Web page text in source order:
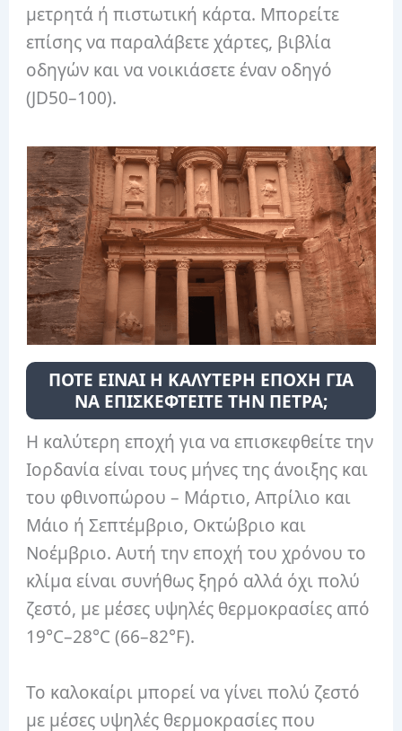
μετρητά ή πιστωτική κάρτα. Μπορείτε
επίσης να παραλάβετε χάρτες, βιβλία
οδηγών και να νοικιάσετε έναν οδηγό
(JD50–100).
ΠΟΤΕ ΕΙΝΑΙ Η ΚΑΛΥΤΕΡΗ ΕΠΟΧΗ ΓΙΑ
ΝΑ ΕΠΙΣΚΕΦΤΕΙΤΕ ΤΗΝ ΠΕΤΡΑ;
Η καλύτερη εποχή για να επισκεφθείτε την
Ιορδανία είναι τους μήνες της άνοιξης και
του φθινοπώρου – Μάρτιο, Απρίλιο και
Μάιο ή Σεπτέμβριο, Οκτώβριο και
Νοέμβριο. Αυτή την εποχή του χρόνου το
κλίμα είναι συνήθως ξηρό αλλά όχι πολύ
ζεστό, με μέσες υψηλές θερμοκρασίες από
19°C–28°C (66–82°F).
Το καλοκαίρι μπορεί να γίνει πολύ ζεστό
με μέσες υψηλές θερμοκρασίες που